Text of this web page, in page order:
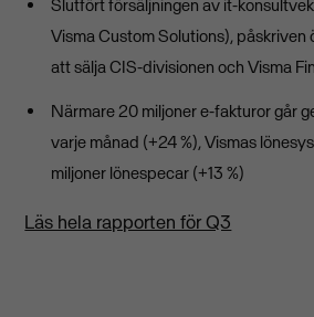
Slutfört försäljningen av it-
Visma Custom Solutions), påskriven
att sälja CIS-divisionen och Visma
Närmare 20 miljoner e-fakturor går
varje månad (+24 %), Vismas
miljoner lönespecar (+13 %)
Läs hela rapporten för Q3